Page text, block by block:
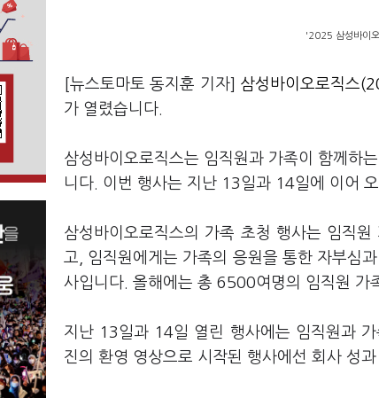
'2025 삼성바이
[뉴스토마토 동지훈 기자] 삼성바이오로직스
가 열렸습니다.
삼성바이오로직스는 임직원과 가족이 함께하
니다. 이번 행사는 지난 13일과 14일에 이어
삼성바이오로직스의 가족 초청 행사는 임직
고, 임직원에게는 가족의 응원을 통한 자부심
사입니다. 올해에는 총 6500여명의 임직원
지난 13일과 14일 열린 행사에는 임직원과
진의 환영 영상으로 시작된 행사에선 회사 성